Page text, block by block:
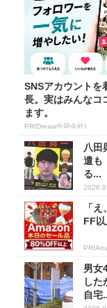
SNSアカウントを
長。実はみんなコ
ます。
PR(Dreaw合同会社)
八田
遣も
る...
「
FF
男女
し
自宅